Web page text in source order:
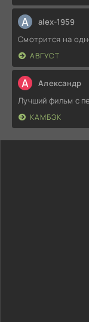
A alex-1959
Смотрится на
АВГУСТ
А Александр
Лучший фильм с
КАМБЭК